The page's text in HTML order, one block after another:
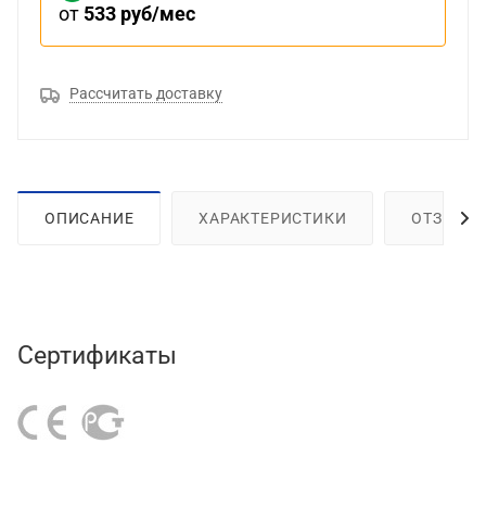
от 533 руб/мес
Рассчитать доставку
ОПИСАНИЕ ХАРАКТЕРИСТИКИ ОТЗЫВЫ
Сертификаты